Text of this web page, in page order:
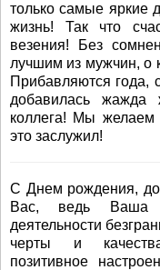
только самые яркие
жизнь! Так что
везения! Без
лучшим из мужчин, о
Прибавляются года,
добавилась
коллега! Мы желаем
это заслужил!
С Днем рождения,
Вас, ведь Ваша
деятельности
черты и
позитивное